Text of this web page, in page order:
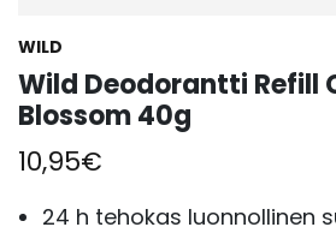
WILD
Wild Deodorantti Refill
Blossom 40g
10,95€
24 h tehokas luonnollinen